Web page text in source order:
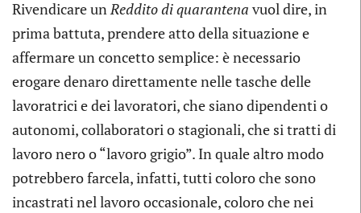
Rivendicare unReddito di quarantena vuol dire, in
prima battuta, prendere atto della situazione e
affermare un concetto semplice: è necessario
erogare denaro direttamente nelle tasche delle
lavoratrici e dei lavoratori, che siano dipendenti o
autonomi, collaboratori o stagionali, che si tratti di
lavoro nero o “lavoro grigio”. In quale altro modo
potrebbero farcela, infatti, tutti coloro che sono
incastrati nel lavoro occasionale, coloro che nei